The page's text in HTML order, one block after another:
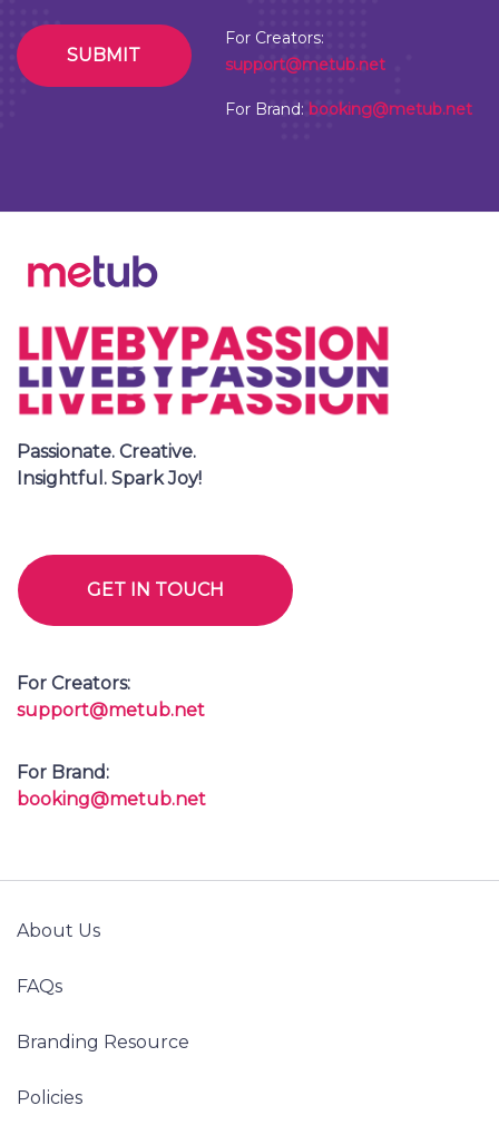
SUBMIT
For Creators:
support@metub.net
For Brand: booking@metub.net
Passionate. Creative.
Insightful. Spark Joy!
GET IN TOUCH
For Creators:
support@metub.net
For Brand:
booking@metub.net
About Us
FAQs
Branding Resource
Policies